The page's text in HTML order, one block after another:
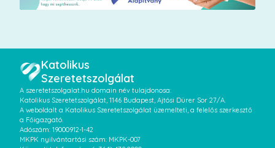
Katolikus
Szeretetszolgálat
A szeretetszolgalat.hu domain név tulajdonosa:
Katolikus Szeretetszolgálat, 1146 Budapest, Ajtósi Dürer Sor 27/A.
A weboldalt a Katolikus Szeretetszolgálat üzemelteti, a felelős szerkesztő
a Főigazgató.
Adószám: 19000912-1-42
MKPK nyilvántartási szám: MKPK-007